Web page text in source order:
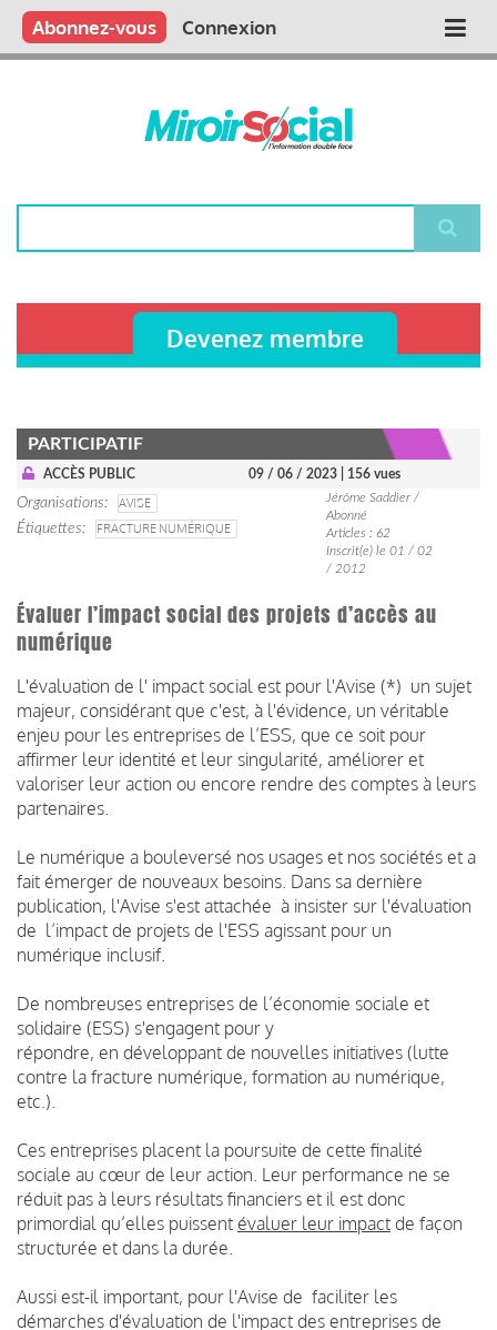
Aller
contenu
Main
Qui sommes nous ?
Vous publiez
Nous publions
Contactez-nous
Abonnez-vous Connexion
Devenez membre
PARTICIPATIF
ACCÈS PUBLIC 09 / 06 / 2023 | 156 vues
Organisations
AVISE
Étiquettes
FRACTURE NUMÉRIQUE
Jérôme Saddier /
Abonné
Articles : 62
Inscrit(e) le 01 / 02
/ 2012
Évaluer l’impact social des projets d’accès au
numérique
L'évaluation de l' impact social est pour l'Avise (*) un sujet
majeur, considérant que c'est, à l'évidence, un véritable
enjeu pour les entreprises de l’ESS, que ce soit pour
affirmer leur identité et leur singularité, améliorer et
valoriser leur action ou encore rendre des comptes à leurs
partenaires.
Le numérique a bouleversé nos usages et nos sociétés et a
fait émerger de nouveaux besoins. Dans sa dernière
publication, l'Avise s'est attachée à insister sur l'évaluation
de l’impact de projets de l'ESS agissant pour un
numérique inclusif.
De nombreuses entreprises de l’économie sociale et
solidaire (ESS) s'engagent pour y
répondre, en développant de nouvelles initiatives (lutte
contre la fracture numérique, formation au numérique,
etc.).
Ces entreprises placent la poursuite de cette finalité
sociale au cœur de leur action. Leur performance ne se
réduit pas à leurs résultats financiers et il est donc
primordial qu’elles puissent évaluer leur impact de façon
structurée et dans la durée.
Aussi est-il important, pour l'Avise de faciliter les
démarches d'évaluation de l'impact des entreprises de